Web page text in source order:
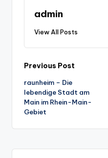
admin
View All Posts
Post
navigation
Previous Post
raunheim – Die
lebendige Stadt am
Main im Rhein-Main-
Gebiet